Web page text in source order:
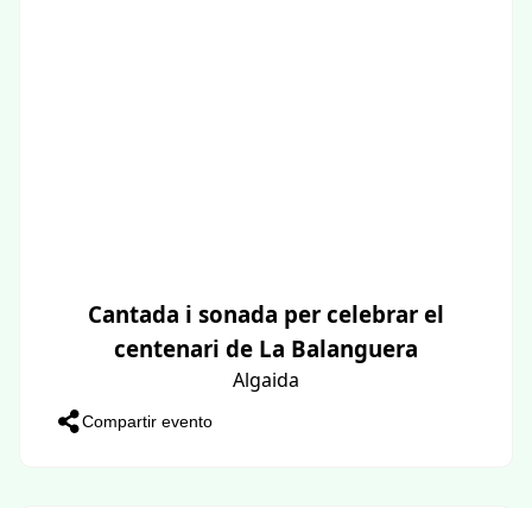
Cantada i sonada per celebrar el
centenari de La Balanguera
Algaida
Compartir evento